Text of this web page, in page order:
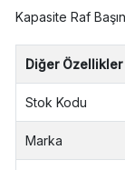
Kapasite Raf
Diğer Özellikler
Stok Kodu
Marka